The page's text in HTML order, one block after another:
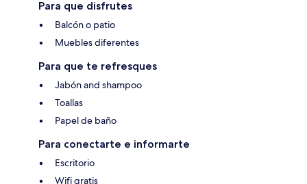
Para que disfrutes
Balcón o patio
Muebles diferentes
Para que te refresques
Jabón and shampoo
Toallas
Papel de baño
Para conectarte e informarte
Escritorio
Wifi gratis